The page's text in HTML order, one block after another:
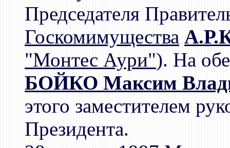
Председателя
Госкомимущества
"Монтес Аури"). На
БОЙКО Максим
этого заместителем
Президента.